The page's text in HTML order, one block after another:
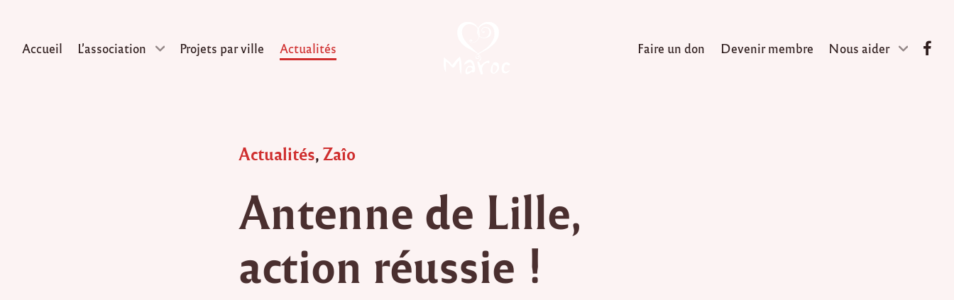
Accueil L’association Projets par ville Actualités Faire un don Devenir membre Nous aider
Posted
Actualités,Zaîo
Antenne de Lille,
action réussie !